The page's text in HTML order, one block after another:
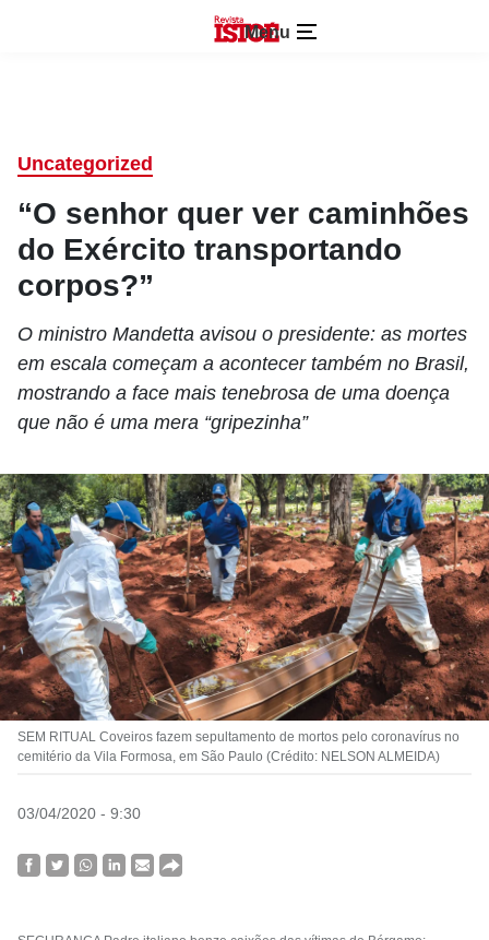
Menu
Uncategorized
“O senhor quer ver caminhões
do Exército transportando
corpos?”
O ministro Mandetta avisou o presidente: as mortes
em escala começam a acontecer também no Brasil,
mostrando a face mais tenebrosa de uma doença
que não é uma mera “gripezinha”
SEM RITUAL Coveiros fazem sepultamento de mortos pelo coronavírus no
cemitério da Vila Formosa, em São Paulo (Crédito: NELSON ALMEIDA)
03/04/2020 - 9:30